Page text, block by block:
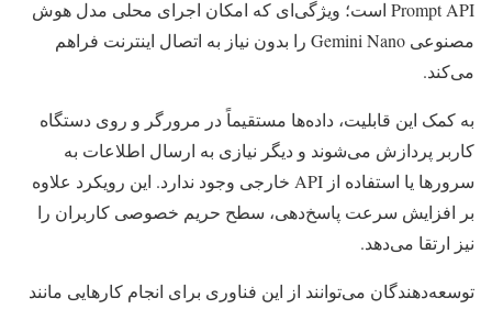
Prompt API است؛ ویژگی‌ای که امکان اجرای محلی مدل هوش
مصنوعی Gemini Nano را بدون نیاز به اتصال اینترنت فراهم
می‌کند.
به کمک این قابلیت، داده‌ها مستقیماً در مرورگر و روی دستگاه
کاربر پردازش می‌شوند و دیگر نیازی به ارسال اطلاعات به
سرورها یا استفاده از API خارجی وجود ندارد. این رویکرد علاوه
بر افزایش سرعت پاسخ‌دهی، سطح حریم خصوصی کاربران را
نیز ارتقا می‌دهد.
توسعه‌دهندگان می‌توانند از این فناوری برای انجام کارهایی مانند